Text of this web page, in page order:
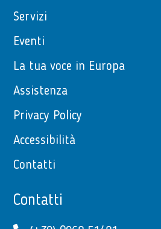
Servizi
Eventi
La tua voce in Europa
Assistenza
Privacy Policy
Accessibilità
Contatti
Contatti